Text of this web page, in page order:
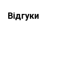
Відгуки